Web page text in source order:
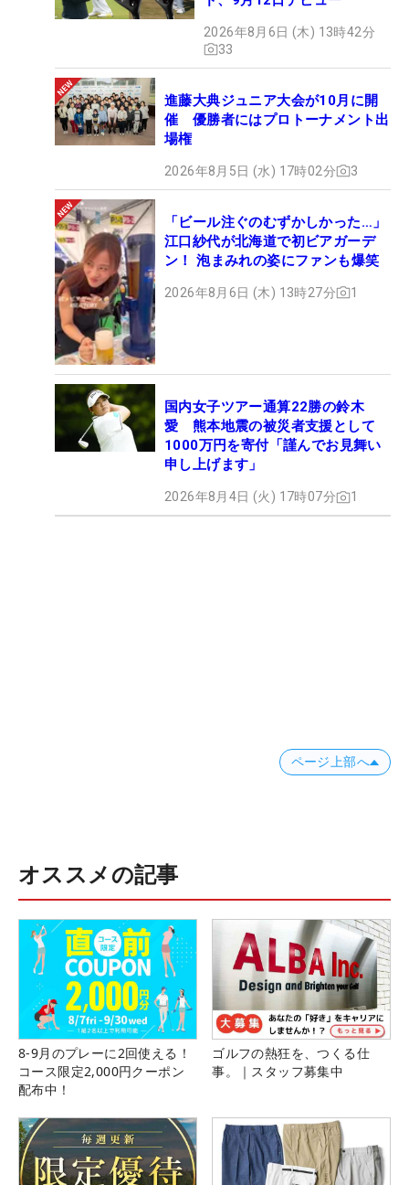
2026年8月6日 (木) 13時42分
33
進藤大典ジュニア大会が10月に開
催 優勝者にはプロトーナメント出
場権
2026年8月5日 (水) 17時02分 3
「ビール注ぐのむずかしかった…」
江口紗代が北海道で初ビアガーデ
ン！ 泡まみれの姿にファンも爆笑
2026年8月6日 (木) 13時27分 1
国内女子ツアー通算22勝の鈴木
愛 熊本地震の被災者支援として
1000万円を寄付「謹んでお見舞い
申し上げます」
2026年8月4日 (火) 17時07分 1
ページ上部へ
オススメの記事
8-9月のプレーに2回使える！
コース限定2,000円クーポン
配布中！
ゴルフの熱狂を、つくる仕
事。｜スタッフ募集中